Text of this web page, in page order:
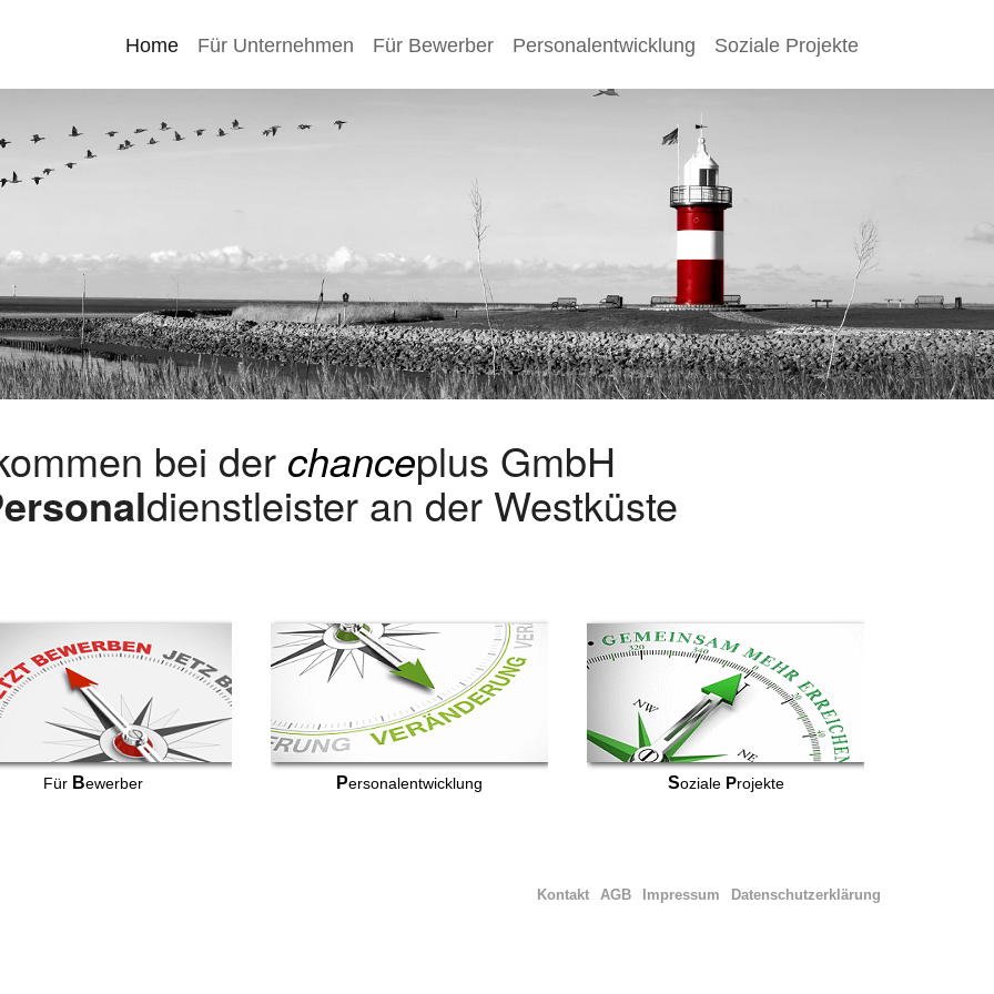
Home Für Unternehmen Für Bewerber Personalentwicklung Soziale Projekte
bei der chanceplus GmbH
dienstleister an der Westküste
Für Bewerber Personalentwicklung Soziale Projekte
Datenschutzerklärung
Impressum
AGB
Kontakt